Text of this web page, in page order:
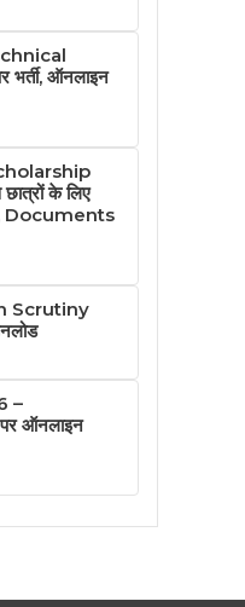
ऑनलाइन
के लिए
Documents
Scrutiny
–
ऑनलाइन